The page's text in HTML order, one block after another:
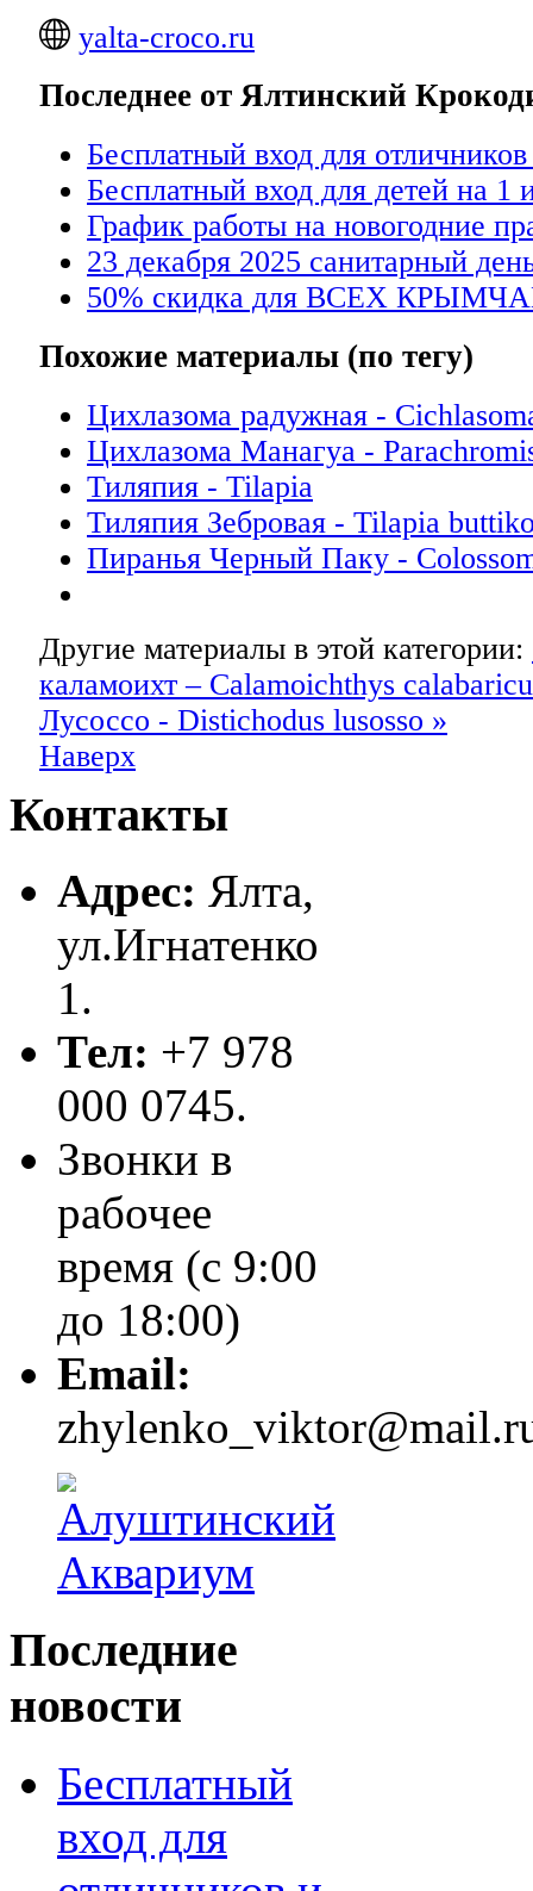
yalta-croco.ru
Последнее от Ялтинский
Бесплатный вход для
Бесплатный вход для детей на 1
График работы на новогодние
23 декабря 2025 санитарный
50% скидка для ВСЕХ
Похожие материалы (по тегу)
Цихлазома радужная -
Цихлазома Манагуа -
Тиляпия - Tilapia
Тиляпия Зебровая - Tilapia
Пиранья Черный Паку -
Другие материалы в этой категории:
каламоихт – Calamoichthys
Лусоссо - Distichodus lusosso »
Наверх
Контакты
Адрес: Ялта,
ул.Игнатенко
1.
Тел: +7 978
000 0745.
Звонки в
рабочее
время (с 9:00
до 18:00)
Email:
Последние
новости
Бесплатный
вход для